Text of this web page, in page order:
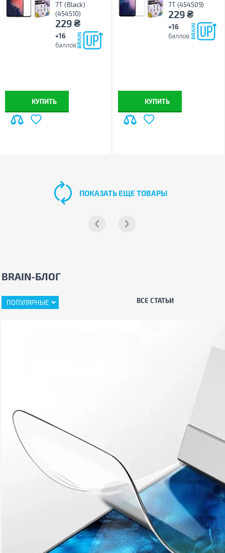
7T (Black)
(454510)
229₴
+16
баллов
КУПИТЬ
7T (454509)
229₴
+16
баллов
КУПИТЬ
ПОКАЗАТЬ ЕЩЕ ТОВАРЫ
BRAIN-БЛОГ
ПОПУЛЯРНЫЕ ВСЕ СТАТЬИ